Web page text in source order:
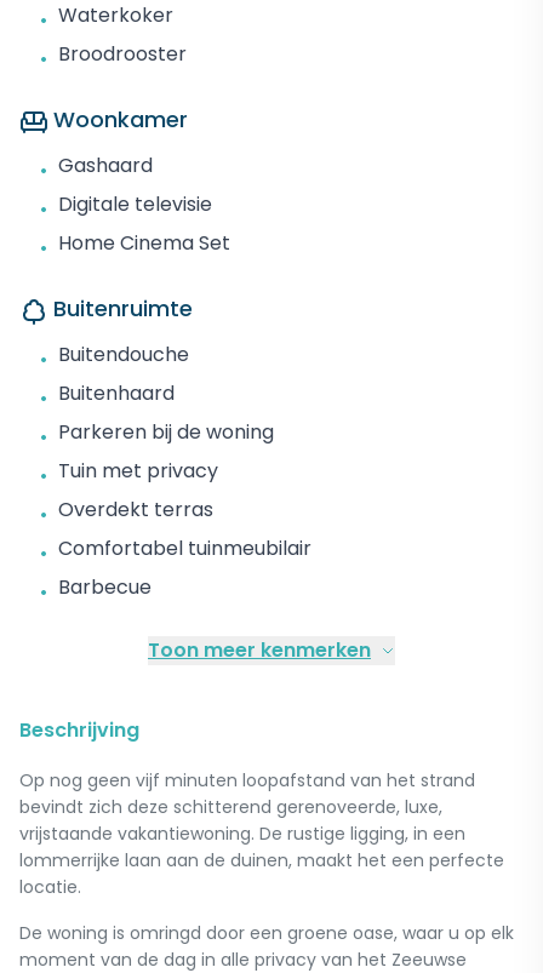
• Waterkoker
• Broodrooster
Woonkamer
• Gashaard
• Digitale televisie
• Home Cinema Set
Buitenruimte
• Buitendouche
• Buitenhaard
• Parkeren bij de woning
• Tuin met privacy
• Overdekt terras
• Comfortabel tuinmeubilair
• Barbecue
Toon meer kenmerken
Beschrijving
Op nog geen vijf minuten loopafstand van het strand
bevindt zich deze schitterend gerenoveerde, luxe,
vrijstaande vakantiewoning. De rustige ligging, in een
lommerrijke laan aan de duinen, maakt het een perfecte
locatie.
De woning is omringd door een groene oase, waar u op elk
moment van de dag in alle privacy van het Zeeuwse